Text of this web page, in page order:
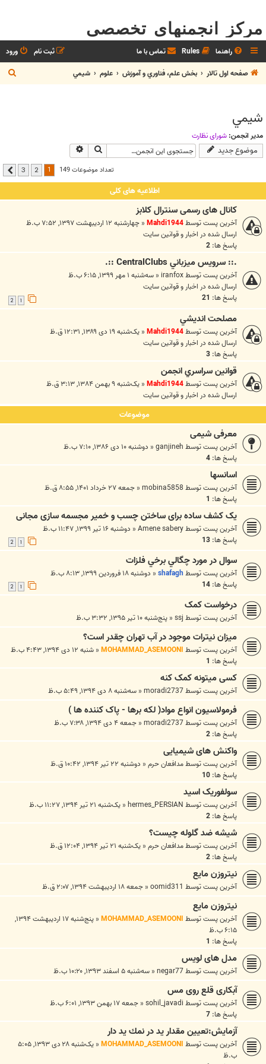
مرکز انجمنهای تخصصی
راهنما Rules تماس با ما ورود
ثبت نام
صفحه اول تالار
بخش علم، فناوري و آموزش علوم شيمي
ج
س
شيمي
مدیر انجمن: شوراي نظارت
موضوع جدید جستجو
تعداد موضوعات 149 2
3 بعدی
اطلاعیه های کلی
کانال های رسمی سنترال کلابز
آخرین پست توسطMahdi1944
« چهارشنبه ۱۲ اردیبهشت ۱۳۹۷, ۷:۵۲ ب.ظ
ارسال شده در اخبار و قوانين سايت
پاسخ ها: 2
.:: سرويس ميزباني CentralClubs ::.
آخرین پست توسطiranfox
« سه‌شنبه ۱ مهر ۱۳۹۹, ۶:۱۵ ب.ظ
ارسال شده در اخبار و قوانين سايت
پاسخ ها: 21
مصلحت انديشي
آخرین پست توسطMahdi1944
« یک‌شنبه ۱۹ دی ۱۳۸۹, ۱۲:۳۱ ق.ظ
ارسال شده در اخبار و قوانين سايت
پاسخ ها: 3
قوانين سراسري انجمن
آخرین پست توسطMahdi1944
« یک‌شنبه ۹ بهمن ۱۳۸۴, ۳:۱۳ ق.ظ
ارسال شده در اخبار و قوانين سايت
موضوعات
معرفی شیمی
آخرین پست توسطganjineh
« دوشنبه ۱۰ دی ۱۳۸۶, ۷:۱۰ ب.ظ
پاسخ ها: 4
اسانسها
آخرین پست توسطmobina5858
« جمعه ۲۷ خرداد ۱۴۰۱, ۸:۵۵ ق.ظ
پاسخ ها: 1
یک کشف ساده برای ساختن چسب و خمیر مجسمه سازی مجانی
آخرین پست توسطAmene sabery
« دوشنبه ۱۶ تیر ۱۳۹۹, ۱۱:۴۷ ب.ظ
پاسخ ها: 13
سوال در مورد چگالي برخي فلزات
آخرین پست توسطshafagh
« دوشنبه ۱۸ فروردین ۱۳۹۹, ۸:۱۳ ب.ظ
پاسخ ها: 14
درخواست کمک
آخرین پست توسطssj
« پنج‌شنبه ۱۰ تیر ۱۳۹۵, ۳:۳۲ ب.ظ
میزان نیترات موجود در آب تهران چقدر است؟
آخرین پست توسطMOHAMMAD_ASEMOONI
« شنبه ۱۲ دی ۱۳۹۴, ۴:۴۳ ب.ظ
پاسخ ها: 1
کسی میتونه کمک کنه
آخرین پست توسطmoradi2737
« سه‌شنبه ۸ دی ۱۳۹۴, ۵:۴۹ ب.ظ
فرمولاسیون انواع مواد( لکه برها - پاک کننده ها )
آخرین پست توسطmoradi2737
« جمعه ۴ دی ۱۳۹۴, ۷:۳۸ ب.ظ
پاسخ ها: 2
واکنش های شیمیایی
آخرین پست توسطمدافعان حرم« دوشنبه ۲۲ تیر ۱۳۹۴, ۱۰:۴۲ ق.ظ
پاسخ ها: 10
سولفوریک اسید
آخرین پست توسطhermes_PERSIAN
« یک‌شنبه ۲۱ تیر ۱۳۹۴, ۱۱:۲۷ ب.ظ
پاسخ ها: 2
شیشه ضد گلوله چیست؟
آخرین پست توسطمدافعان حرم« یک‌شنبه ۲۱ تیر ۱۳۹۴, ۱۲:۰۴ ق.ظ
پاسخ ها: 2
نیتروزن مایع
آخرین پست توسطoomid311
« جمعه ۱۸ اردیبهشت ۱۳۹۴, ۲:۰۷ ق.ظ
نیتروزن مایع
آخرین پست توسطMOHAMMAD_ASEMOONI
«
پنج‌شنبه ۱۷ اردیبهشت ۱۳۹۴,
۶:۱۵ ب.ظ
پاسخ ها: 1
مدل های لویس
آخرین پست توسطnegar77
« سه‌شنبه ۵ اسفند ۱۳۹۳, ۱۰:۲۰ ب.ظ
آبکاری قلع روی مس
آخرین پست توسطsohil_javadi
« جمعه ۱۷ بهمن ۱۳۹۳, ۶:۰۱ ب.ظ
پاسخ ها: 7
آزمايش:تعيين مقدار يد در نمك يد دار
آخرین پست توسطMOHAMMAD_ASEMOONI
«
یک‌شنبه ۲۸ دی ۱۳۹۳, ۵:۰۵
ب.ظ